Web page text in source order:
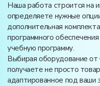
Наша работа строится на
определяете нужные
дополнительная
программного
учебную программу.
Выбирая оборудование
получаете не просто
адаптированное под ваши